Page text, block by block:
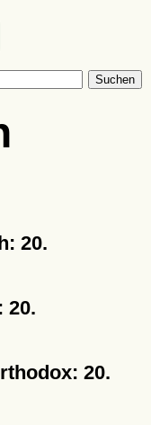
Suchen
20.
20.
20.